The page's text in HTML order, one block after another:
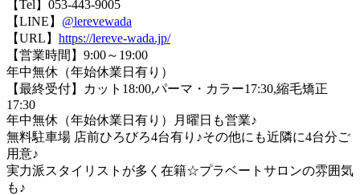
【Tel】053-443-9005
【LINE】 @lerevewada
【URL】 https://lereve-wada.jp/
【営業時間】9:00～19:00
年中無休（年始休業日有り）
【最終受付】カット18:00,パーマ・カラー17:30,縮毛矯正
17:30
年中無休（年始休業日有り）月曜日も営業♪
無料駐車場 店前ひろびろ4台有り♪その他にも近隣に4台分ご
用意♪
実力派スタイリストが多く在籍☆プラベートサロンの雰囲気
も♪